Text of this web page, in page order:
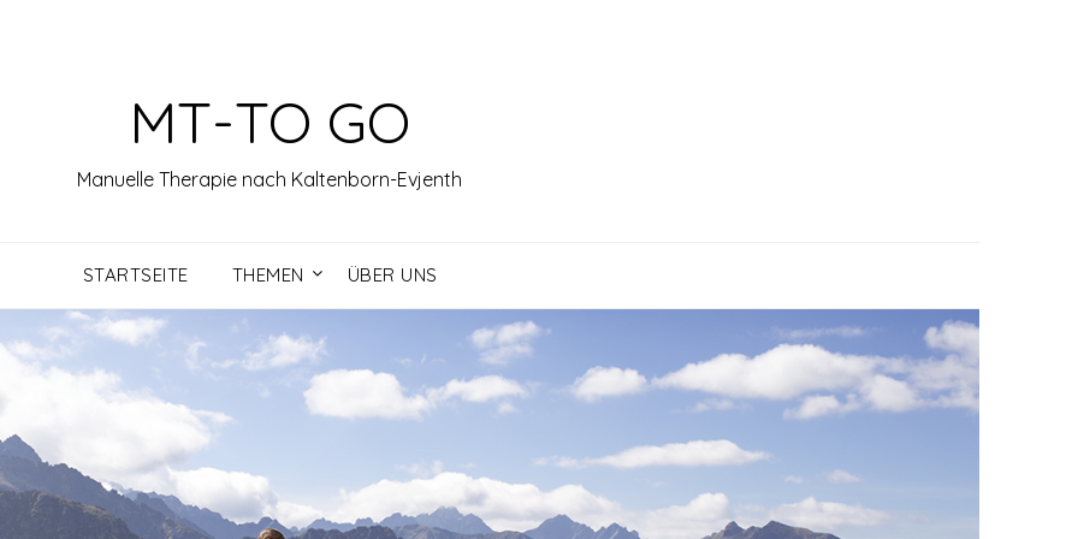
MT-TO GO
Manuelle Therapie nach Kaltenborn-Evjenth
STARTSEITE THEMEN ÜBER UNS